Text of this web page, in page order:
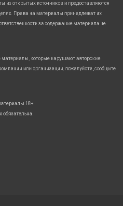
из открытых источников и предоставляются
Права на материалы принадлежат их
за содержание материала не
которые нарушают авторские
или организации, пожалуйста, сообщите
18+!
обязательна.